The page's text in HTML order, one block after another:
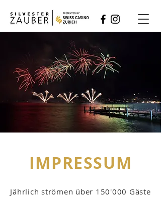
IMPRESSUM
Jährlich strömen über 150'000 Gäste